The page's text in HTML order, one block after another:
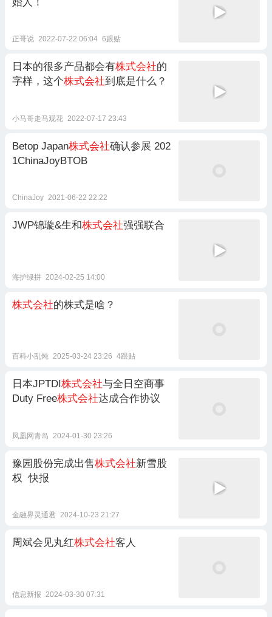
正哥说 2022-07-22 06:04 6跟贴
日本的很多产品都会有株式会社的
字样，这个株式会社到底是什么？
小马哥走马观花 2022-07-17 23:43
Betop Japan株式会社确认参展 202
1ChinaJoyBTOB
ChinaJoy 2021-06-22 22:22
JWP锦璇&生和株式会社强强联合
海护绿拼 2024-02-25 14:00
株式会社的株式是啥？
百科小乱炖 2025-03-24 23:26 4跟贴
日本JPTDI 株式会社与全日空商事
Duty Free株式会社达成合作协议
凤凰网青岛 2024-01-30 23:26
豫园股份完成出售株式会社新雪股
权 快报
金融界灵通君 2024-10-23 21:27
周斌会见丸红株式会社客人
信息新报 2024-03-30 07:31